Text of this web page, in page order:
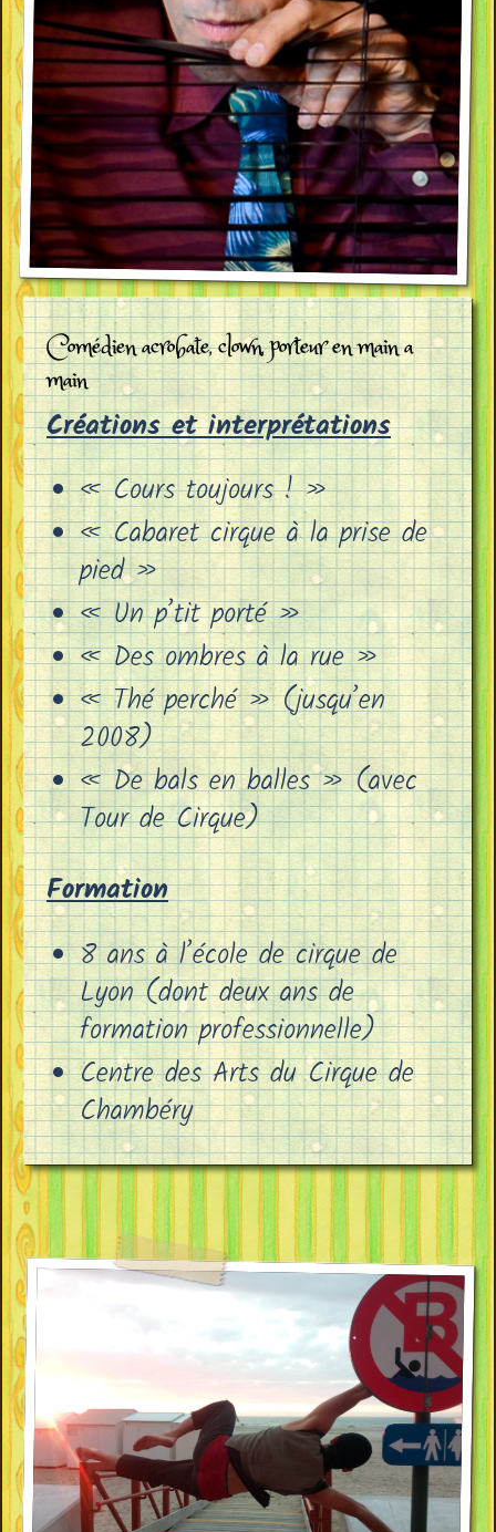
Comédien acrobate, clown, porteur en main a
main
Créations et interprétations
« Cours toujours ! »
« Cabaret cirque à la prise de
pied »
« Un p’tit porté »
« Des ombres à la rue »
« Thé perché » (jusqu’en
2008)
« De bals en balles » (avec
Tour de Cirque)
Formation
8 ans à l’école de cirque de
Lyon (dont deux ans de
formation professionnelle)
Centre des Arts du Cirque de
Chambéry